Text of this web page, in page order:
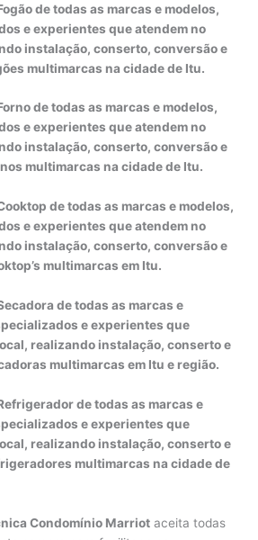
de todas as marcas e modelos,
e experientes que atendem no
instalação, conserto, conversão e
multimarcas na cidade de Itu.
de todas as marcas e modelos,
e experientes que atendem no
instalação, conserto, conversão e
multimarcas na cidade de Itu.
de todas as marcas e modelos,
e experientes que atendem no
instalação, conserto, conversão e
multimarcas em Itu.
de todas as marcas e
e experientes que
realizando instalação, conserto e
multimarcas em Itu e região.
de todas as marcas e
e experientes que
realizando instalação, conserto e
multimarcas na cidade de
Condomínio Marriot aceita todas